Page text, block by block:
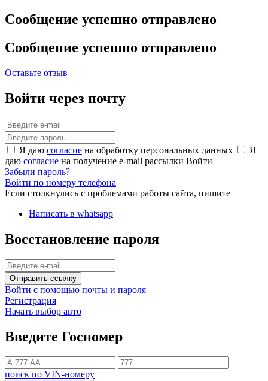
Сообщение успешно отправлено
Сообщение успешно отправлено
Оставьте отзыв
Войти через почту
Я даю согласие на обработку персональных данных
Я
даю согласие на получение e-mail рассылки Войти
Забыли пароль?
Войти по номеру телефона
Если столкнулись с проблемами работы сайта, пишите
Написать в whatsapp
Восстановление пароля
Отправить ссылку
Войти с помощью почты и пароля
Регистрация
Начать выбор авто
Введите Госномер
поиск по VIN-номеру